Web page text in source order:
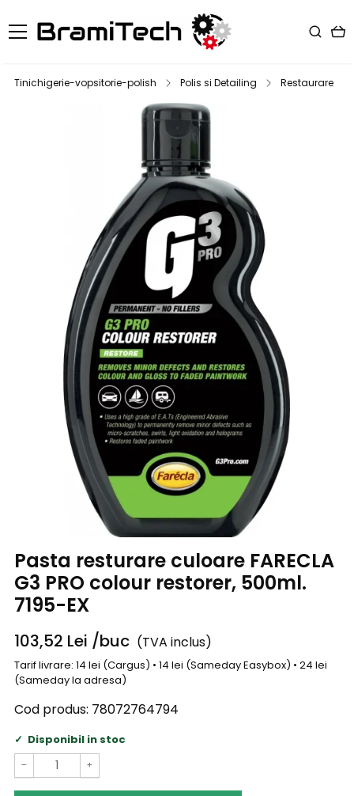
Tinichigerie-vopsitorie-polish Polis si Detailing Restaurare
Pasta resturare culoare FARECLA
G3 PRO colour restorer, 500ml.
7195-EX
103,52 Lei /buc (TVA inclus)
Tarif livrare: 14 lei (Cargus) • 14 lei (Sameday Easybox) • 24 lei
(Sameday la adresa)
Cod produs: 78072764794
Disponibil in stoc
− +